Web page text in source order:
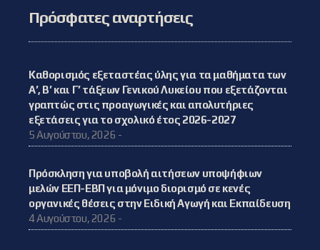
Πρόσφατες αναρτήσεις
Καθορισμός εξεταστέας ύλης για τα μαθήματα των
Α’, Β’ και Γ’ τάξεων Γενικού Λυκείου που εξετάζονται
γραπτώς στις προαγωγικές και απολυτήριες
εξετάσεις για το σχολικό έτος 2026-2027
5 Αυγούστου, 2026 -
Πρόσκληση για υποβολή αιτήσεων υποψήφιων
μελών ΕΕΠ-ΕΒΠ για μόνιμο διορισμό σε κενές
οργανικές θέσεις στην Ειδική Αγωγή και Εκπαίδευση
4 Αυγούστου, 2026 -